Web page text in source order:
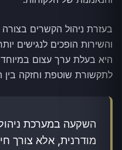
בעזרת ניהול הקשרים
והשירות הופכים לנגישים
היא בעלת ערך עצום במיוחד
לתקשורת שוטפת וחזקה בין
השקעה במערכת
מודרנית, אלא צורך